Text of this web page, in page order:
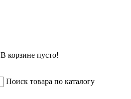
В корзине пусто!
Поиск товара по каталогу